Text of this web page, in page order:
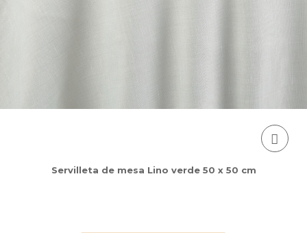
Servilleta de mesa Lino verde 50 x 50 cm